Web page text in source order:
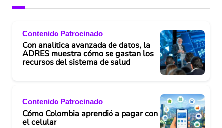
Contenido Patrocinado
Con analítica avanzada de datos, la
ADRES muestra cómo se gastan los
recursos del sistema de salud
Contenido Patrocinado
Cómo Colombia aprendió a pagar con
el celular